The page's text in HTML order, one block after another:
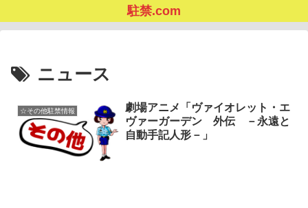
駐禁.com
ニュース
☆その他駐禁情報
劇場アニメ「ヴァイオレット・エ
ヴァーガーデン 外伝 －永遠と
自動手記人形－」